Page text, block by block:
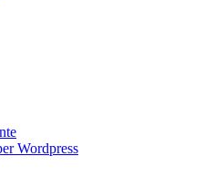
Wordpress